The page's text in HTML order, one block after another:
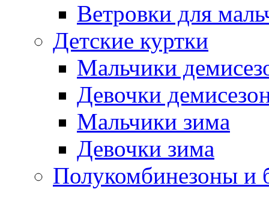
Ветровки для
Детские куртки
Мальчики
Девочки
Мальчики зима
Девочки зима
Полукомбинезоны и